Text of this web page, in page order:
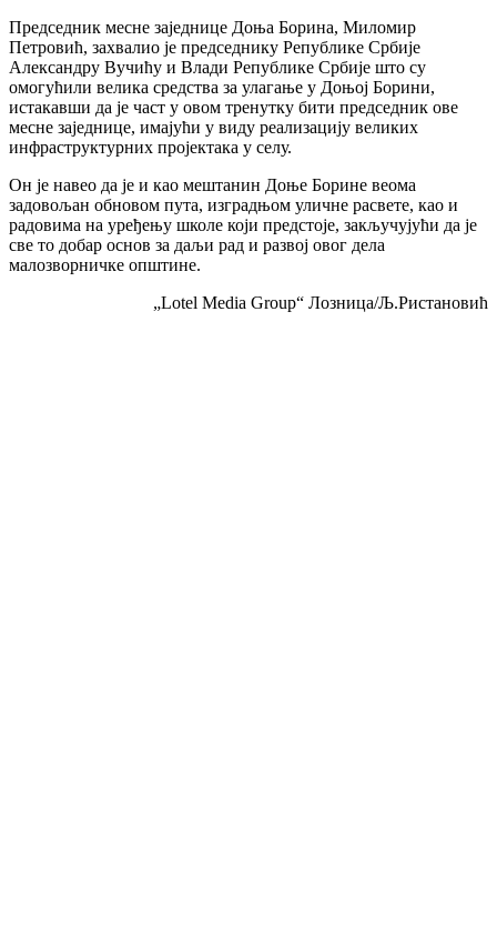
Председник месне заједнице Доња Борина, Миломир
Петровић, захвалио је председнику Републике Србије
Александру Вучићу и Влади Републике Србије што су
омогућили велика средства за улагање у Доњој Борини,
истакавши да је част у овом тренутку бити председник ове
месне заједнице, имајући у виду реализацију великих
инфраструктурних пројектака у селу.
Он је навео да је и као мештанин Доње Борине веома
задовољан обновом пута, изградњом уличне расвете, као и
радовима на уређењу школе који предстоје, закључујући да је
све то добар основ за даљи рад и развој овог дела
малозворничке општине.
„Lotel Media Group“ Лозница/Љ.Ристановић